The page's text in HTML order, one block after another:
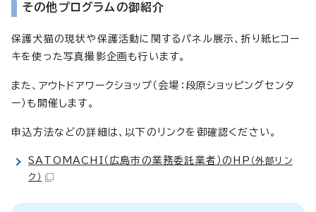
その他プログラムの御紹介
保護犬猫の現状や保護活動に関するパネル展示、折り紙ヒコー
キを使った写真撮影企画も行います。
また、アウトドアワークショップ（会場：段原ショッピングセンタ
ー）も開催します。
申込方法などの詳細は、以下のリンクを御確認ください。
SATOMACHI（広島市の業務委託業者）のHP （外部リン
ク）